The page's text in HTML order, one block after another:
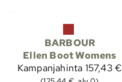
BARBOUR
Ellen Boot Womens
Kampanjahinta 157,43 €